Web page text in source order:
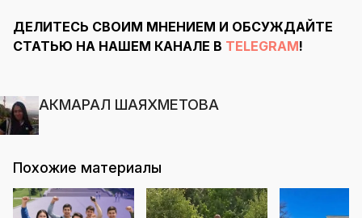
ДЕЛИТЕСЬ СВОИМ МНЕНИЕМ И ОБСУЖДАЙТЕ
СТАТЬЮ НА НАШЕМ КАНАЛЕ В TELEGRAM!
АКМАРАЛ ШАЯХМЕТОВА
Похожие материалы